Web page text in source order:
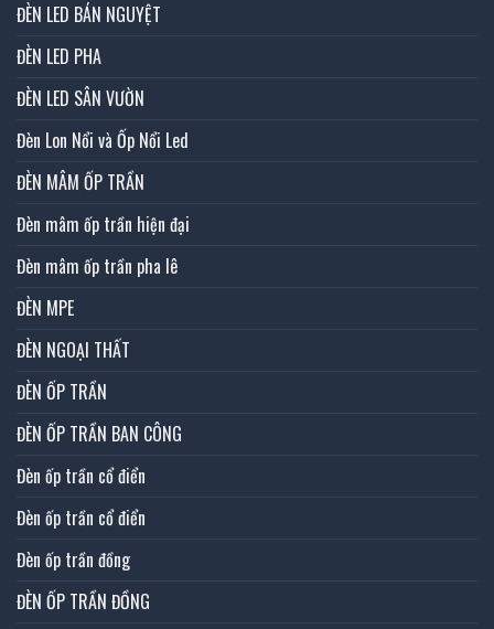
ĐÈN LED BÁN NGUYỆT
ĐÈN LED PHA
ĐÈN LED SÂN VƯỜN
Đèn Lon Nổi và Ốp Nổi Led
ĐÈN MÂM ỐP TRẦN
Đèn mâm ốp trần hiện đại
Đèn mâm ốp trần pha lê
ĐÈN MPE
ĐÈN NGOẠI THẤT
ĐÈN ỐP TRẦN
ĐÈN ỐP TRẦN BAN CÔNG
Đèn ốp trần cổ điển
Đèn ốp trần cổ điển
Đèn ốp trần đồng
ĐÈN ỐP TRẦN ĐỒNG